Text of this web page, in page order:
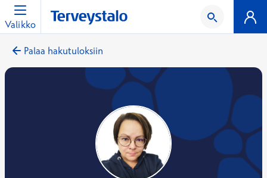
Valikko
Palaa hakutuloksiin